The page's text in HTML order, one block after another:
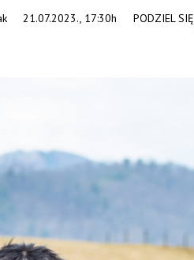
21.07.2023., 17:30h PODZIEL SIĘ